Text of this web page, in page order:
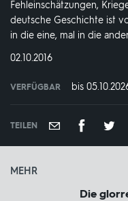
Fehleinschätzungen,
deutsche Geschichte ist
in die eine, mal in die
DATUM:
02.10.2016
VERFÜGBAR bis
TEILEN
MEHR
Die